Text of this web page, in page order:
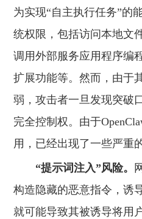
为实现“自主执行任务”的
统权限，包括访问本地文
调用外部服务应用程序编
扩展功能等。然而，由于
弱，攻击者一旦发现突破
完全控制权。由于
用，已经出现了一些严重
“提示词注入”风险。
构造隐藏的恶意指令，诱
就可能导致其被诱导将用